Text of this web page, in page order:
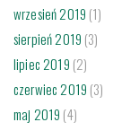
wrzesień 2019 (1)
sierpień 2019 (3)
lipiec 2019 (2)
czerwiec 2019 (3)
maj 2019 (4)